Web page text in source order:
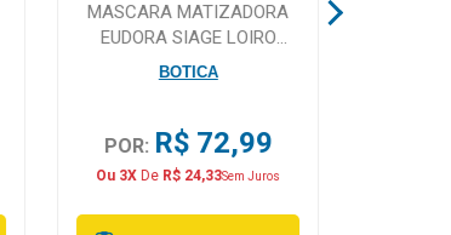
MASCARA MATIZADORA
EUDORA SIAGE LOIRO
EXPERT 250G
BOTICA
POR: R$ 72,99
Ou 3X De R$ 24,33Sem Juros